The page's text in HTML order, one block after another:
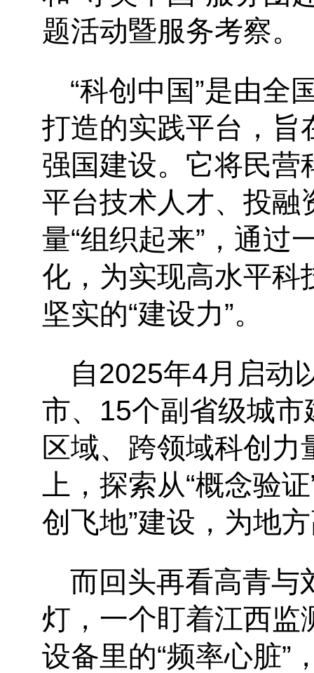
题活动暨服务考察。
“科创中国”是由全
打造的实践平台，旨
强国建设。它将民营
平台技术人才、投融
量“组织起来” ，通过
化，为实现高水平科
坚实的“建设力”。
自2025年4月启动
市、 15个副省级城
区域、跨领域科创
上，探索从“概念验证
创飞地”建设，为地
而回头再看高青与
灯，一个盯着江西监
设备里的“频率心脏”